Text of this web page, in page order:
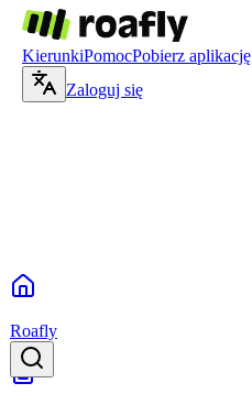
KierunkiPomocPobierz aplikację
Zaloguj się
Roafly